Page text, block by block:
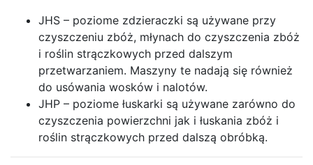
JHS – poziome zdzieraczki są używane przy
czyszczeniu zbóż, młynach do czyszczenia zbóż
i roślin strączkowych przed dalszym
przetwarzaniem. Maszyny te nadają się również
do usówania wosków i nalotów.
JHP – poziome łuskarki są używane zarówno do
czyszczenia powierzchni jak i łuskania zbóż i
roślin strączkowych przed dalszą obróbką.